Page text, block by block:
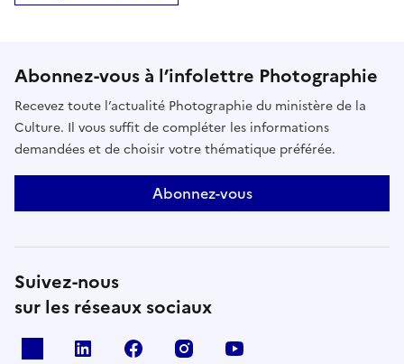
Abonnez-vous à l’infolettre Photographie
Recevez toute l’actualité Photographie du ministère de la
Culture. Il vous suffit de compléter les informations
demandées et de choisir votre thématique préférée.
Abonnez-vous
Suivez-nous
sur les réseaux sociaux
Linkedin Facebook Instagram